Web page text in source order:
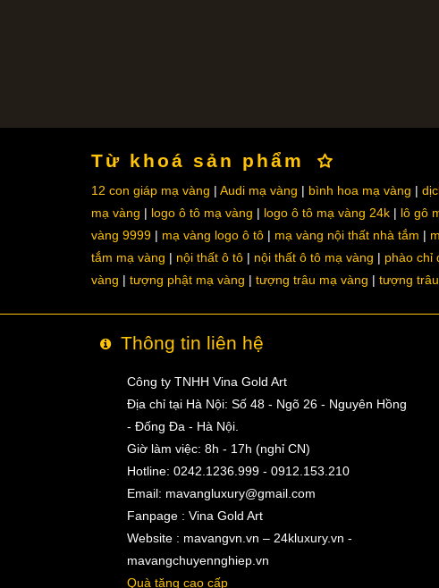
Từ khoá sản phẩm
12 con giáp mạ vàng Audi mạ vàng bình hoa mạ vàng
mạ vàng
logo ô tô mạ vàng logo ô tô mạ vàng 24k lô gô
vàng 9999
mạ vàng logo ô tô mạ vàng nội thất nhà tắm
tắm mạ vàng
nội thất ô tô nội thất ô tô mạ vàng phào chỉ
vàng
tượng phật mạ vàng tượng trâu mạ vàng tượng
Thông tin liên hệ
Công ty TNHH Vina Gold Art
Địa chỉ tại Hà Nội: Số 48 - Ngõ 26 - Nguyên Hồng
- Đống Đa - Hà Nội.
Giờ làm việc: 8h - 17h (nghỉ CN)
Hotline: 0242.1236.999 - 0912.153.210
Email: mavangluxury@gmail.com
Fanpage : Vina Gold Art
Website : mavangvn.vn – 24kluxury.vn -
mavangchuyennghiep.vn
Quà tặng cao cấp